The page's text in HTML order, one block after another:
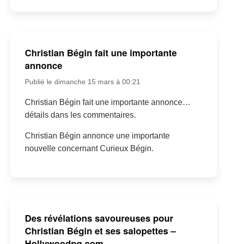
Christian Bégin fait une importante
annonce
Publié le dimanche 15 mars à 00:21
Christian Bégin fait une importante annonce…
détails dans les commentaires.
Christian Bégin annonce une importante
nouvelle concernant Curieux Bégin.
Des révélations savoureuses pour
Christian Bégin et ses salopettes –